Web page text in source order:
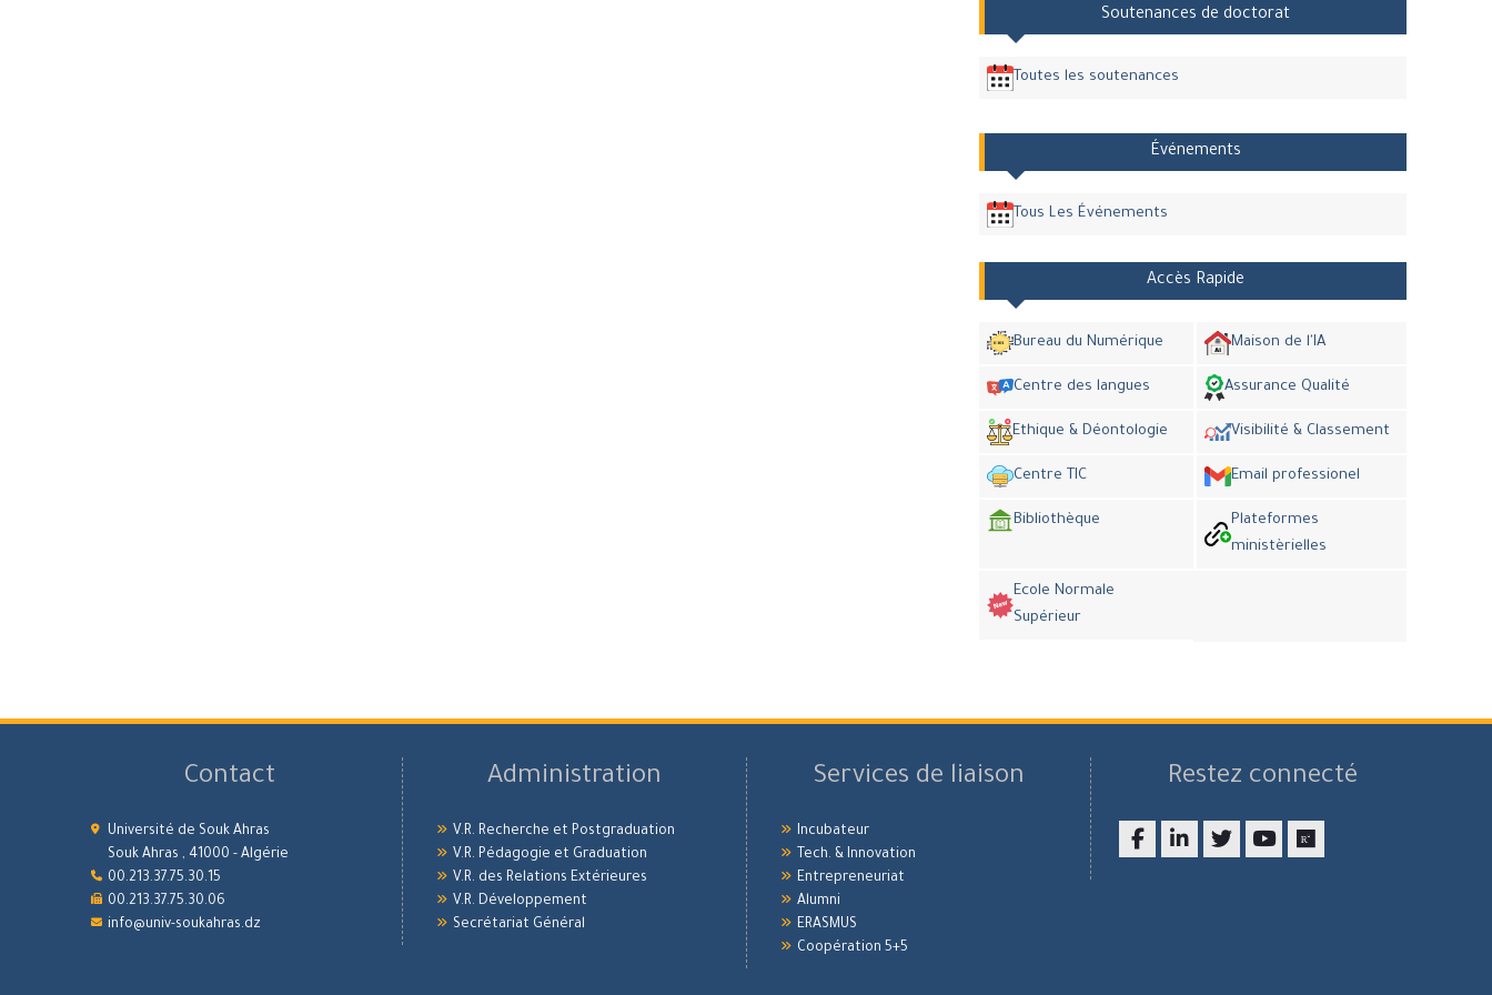
Soutenances de doctorat
Toutes les soutenances
Événements
Tous Les Événements
Accès Rapide
Bureau du Numérique Maison de l'IA
Centre des langues Assurance Qualité
Ethique & Déontologie Visibilité & Classement
Centre TIC Email professionel
Bibliothèque
Plateformes
ministèrielles
Ecole Normale
Supérieur
Contact
Université de Souk Ahras
Souk Ahras , 41000 - Algérie
00.213.37.75.30.15
00.213.37.75.30.06
info@univ-soukahras.dz
Administration
V.R. Recherche et Postgraduation
V.R. Pédagogie et Graduation
V.R. des Relations Extérieures
V.R. Développement
Secrétariat Général
Services de liaison
Incubateur
Tech. & Innovation
Entrepreneuriat
Alumni
ERASMUS
Coopération 5+5
Restez connecté